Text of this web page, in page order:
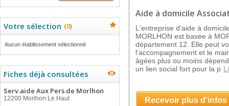
Votre sélection (0)
Aucun établissement sélectionné
Fiches déjà consultées
Serv.aide Aux Pers.de Morlhon
12200 Morlhon Le Haut
Aide à domicile
L'entreprise d'aide à
MORLHON est basée à
département 12. Elle peut
l'accompagnement et le
âgées plus ou moins
un lien social fort pour la p
Recevoir plus d'infos